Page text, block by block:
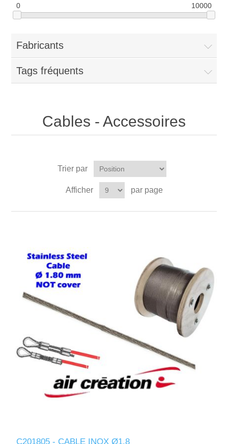
0 10000
Fabricants
Tags fréquents
Cables - Accessoires
Trier par
Afficher par page
C201805 - CABLE INOX Ø1.8